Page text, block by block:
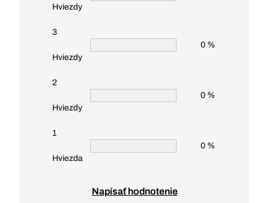
Hviezdy
3
Hviezdy
0 %
2
Hviezdy
0 %
1
Hviezda
0 %
Napísať hodnotenie